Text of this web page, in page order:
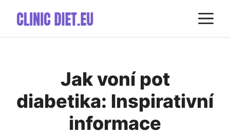
obsah
Jak voní pot
diabetika: Inspirativní
informace